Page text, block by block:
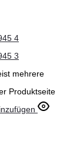
mehrere
Produktseite